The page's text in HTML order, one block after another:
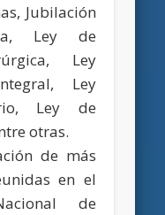
Jubilación
Ley de
Ley
Ley
Ley de
otras.
de más
en el
de